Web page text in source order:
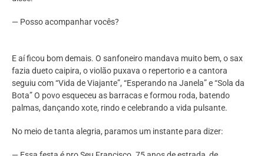
— Posso acompanhar vocês?
E aí ficou bom demais. O sanfoneiro mandava muito bem, o sax
fazia dueto caipira, o violão puxava o repertorio e a cantora
seguiu com “Vida de Viajante”, “Esperando na Janela” e “Sola da
Bota” O povo esqueceu as barracas e formou roda, batendo
palmas, dançando xote, rindo e celebrando a vida pulsante.
No meio de tanta alegria, paramos um instante para dizer: